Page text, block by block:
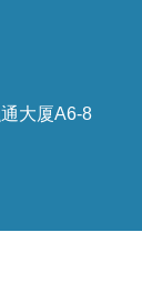
大厦A6-8